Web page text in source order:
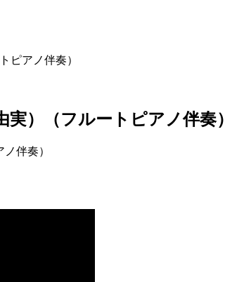
ピアノ伴奏）
実）（フルートピアノ伴奏）
伴奏）